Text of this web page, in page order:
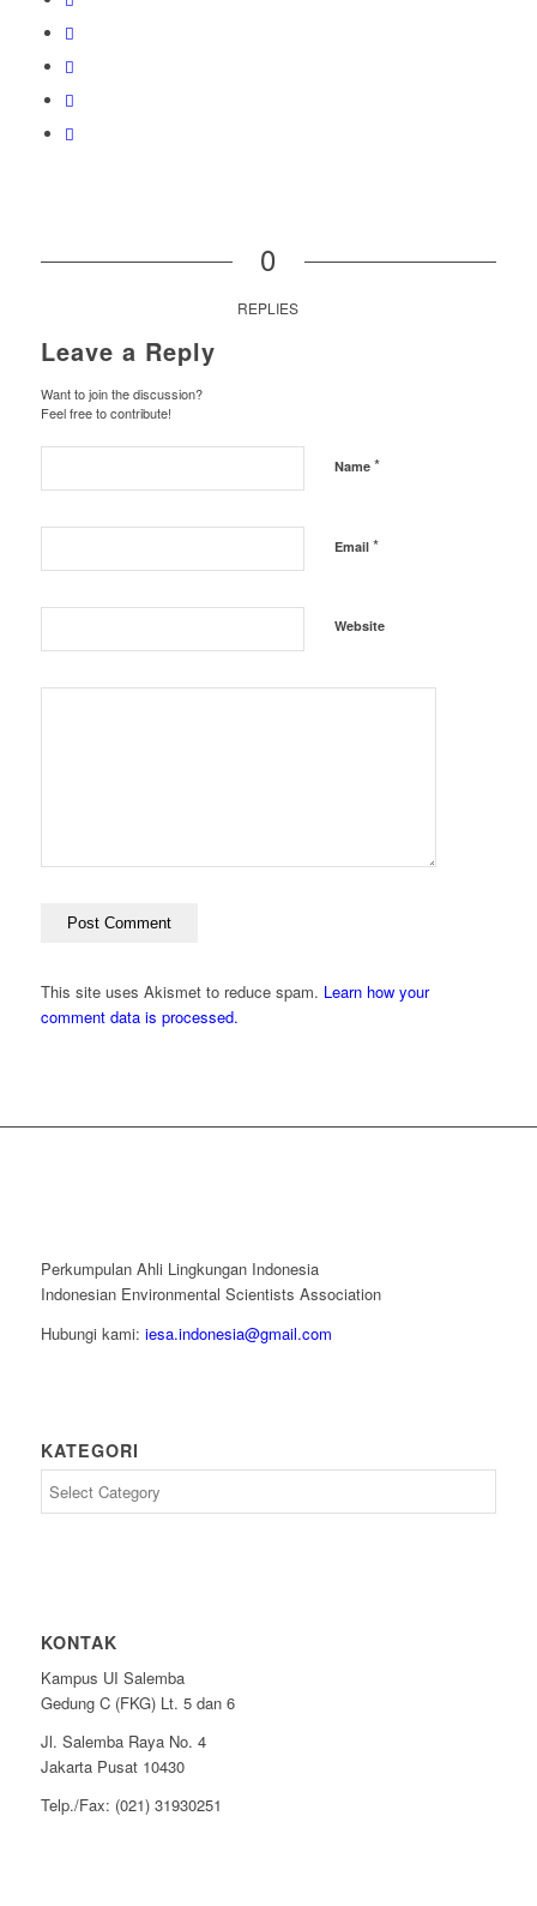
0
REPLIES
Leave a Reply
Want to join the discussion?
Feel free to contribute!
Name *
Email *
Website
This site uses Akismet to reduce spam. Learn how your
comment data is processed.
Perkumpulan Ahli Lingkungan Indonesia
Indonesian Environmental Scientists Association
Hubungi kami: iesa.indonesia@gmail.com
KATEGORI
KONTAK
Kampus UI Salemba
Gedung C (FKG) Lt. 5 dan 6
Jl. Salemba Raya No. 4
Jakarta Pusat 10430
Telp./Fax: (021) 31930251